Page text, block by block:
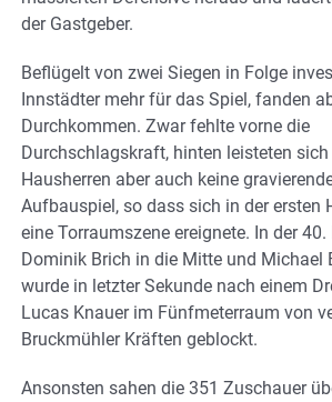
der Gastgeber.
Beflügelt von zwei Siegen in Folge
Innstädter mehr für das Spiel, fanden
Durchkommen. Zwar fehlte vorne die
Durchschlagskraft, hinten leisteten sich
Hausherren aber auch keine
Aufbauspiel, so dass sich in der ersten
eine Torraumszene ereignete. In der
Dominik Brich in die Mitte und Michael
wurde in letzter Sekunde nach einem
Lucas Knauer im Fünfmeterraum von
Bruckmühler Kräften geblockt.
Ansonsten sahen die 351 Zuschauer